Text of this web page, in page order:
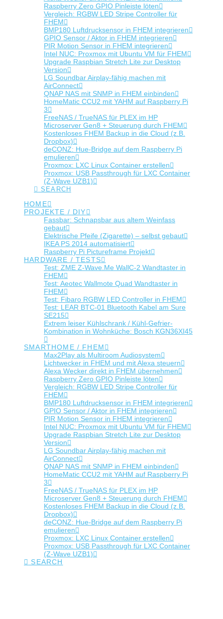
Raspberry Zero GPIO Pinleiste löten
Vergleich: RGBW LED Stripe Controller für
FHEM
BMP180 Luftdrucksensor in FHEM integrieren
GPIO Sensor / Aktor in FHEM integrieren
PIR Motion Sensor in FHEM integrieren
Intel NUC: Proxmox mit Ubuntu VM für FHEM
Upgrade Raspbian Stretch Lite zur Desktop
Version
LG Soundbar Airplay-fähig machen mit
AirConnect
QNAP NAS mit SNMP in FHEM einbinden
HomeMatic CCU2 mit YAHM auf Raspberry Pi
3
FreeNAS / TrueNAS für PLEX im HP
Microserver Gen8 + Steuerung durch FHEM
Kostenloses FHEM Backup in die Cloud (z.B.
Dropbox)
deCONZ: Hue-Bridge auf dem Raspberry Pi
emulieren
Proxmox: LXC Linux Container erstellen
Proxmox: USB Passthrough für LXC Container
(Z-Wave UZB1)
SEARCH
HOME
PROJEKTE / DIY
Fassbar: Schnapsbar aus altem Weinfass
gebaut
Elektrische Pfeife (Zigarette) – selbst gebaut
IKEA PS 2014 automatisiert
Raspberry Pi Pictureframe Projekt
HARDWARE / TESTS
Test: ZME Z-Wave.Me WallC-2 Wandtaster in
FHEM
Test: Aeotec Wallmote Quad Wandtaster in
FHEM
Test: Fibaro RGBW LED Controller in FHEM
Test: LEAR BTC-01 Bluetooth Kabel am Sure
SE215
Extrem leiser Kühlschrank / Kühl-Gefrier-
Kombination in Wohnküche: Bosch KGN36XI45
SMARTHOME / FHEM
Max2Play als Multiroom Audiosystem
Lichtwecker in FHEM und mit Alexa steuern
Alexa Wecker direkt in FHEM übernehmen
Raspberry Zero GPIO Pinleiste löten
Vergleich: RGBW LED Stripe Controller für
FHEM
BMP180 Luftdrucksensor in FHEM integrieren
GPIO Sensor / Aktor in FHEM integrieren
PIR Motion Sensor in FHEM integrieren
Intel NUC: Proxmox mit Ubuntu VM für FHEM
Upgrade Raspbian Stretch Lite zur Desktop
Version
LG Soundbar Airplay-fähig machen mit
AirConnect
QNAP NAS mit SNMP in FHEM einbinden
HomeMatic CCU2 mit YAHM auf Raspberry Pi
3
FreeNAS / TrueNAS für PLEX im HP
Microserver Gen8 + Steuerung durch FHEM
Kostenloses FHEM Backup in die Cloud (z.B.
Dropbox)
deCONZ: Hue-Bridge auf dem Raspberry Pi
emulieren
Proxmox: LXC Linux Container erstellen
Proxmox: USB Passthrough für LXC Container
(Z-Wave UZB1)
SEARCH